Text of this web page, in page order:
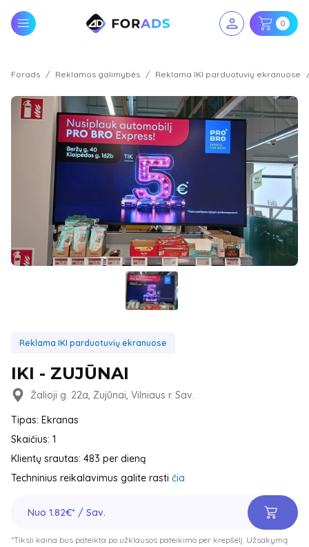
0
Forads Reklamos galimybės Reklama IKI parduotuvių ekranuose
Reklama IKI parduotuvių ekranuose
IKI - ZUJŪNAI
Žalioji g. 22a, Zujūnai, Vilniaus r. Sav.
Tipas: Ekranas
Skaičius: 1
Klientų srautas: 483 per dieną
Techninius reikalavimus galite rasti čia
Nuo 1.82€* / Sav.
*Tiksli kaina bus pateikta po užklausos pateikimo per krepšelį. Užsakymą